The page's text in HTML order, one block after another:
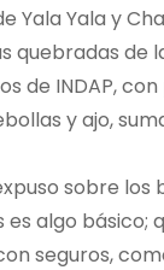
Yala Yala y
de
de INDAP,
y ajo,
sobre los
algo básico;
seguros,